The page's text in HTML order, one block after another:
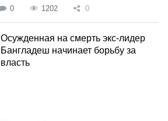
0 1202 0
Осужденная на смерть экс-лидер
Бангладеш начинает борьбу за
власть